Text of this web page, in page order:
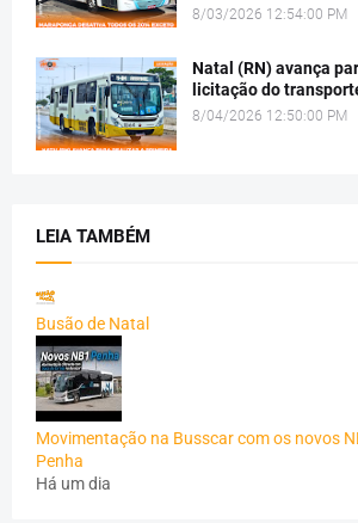
8/03/2026 12:54:00 PM
Natal (RN) avança
licitação do
8/04/2026 12:50:00 PM
LEIA TAMBÉM
Busão de Natal
Movimentação na Busscar com os novos
Penha
Há um dia